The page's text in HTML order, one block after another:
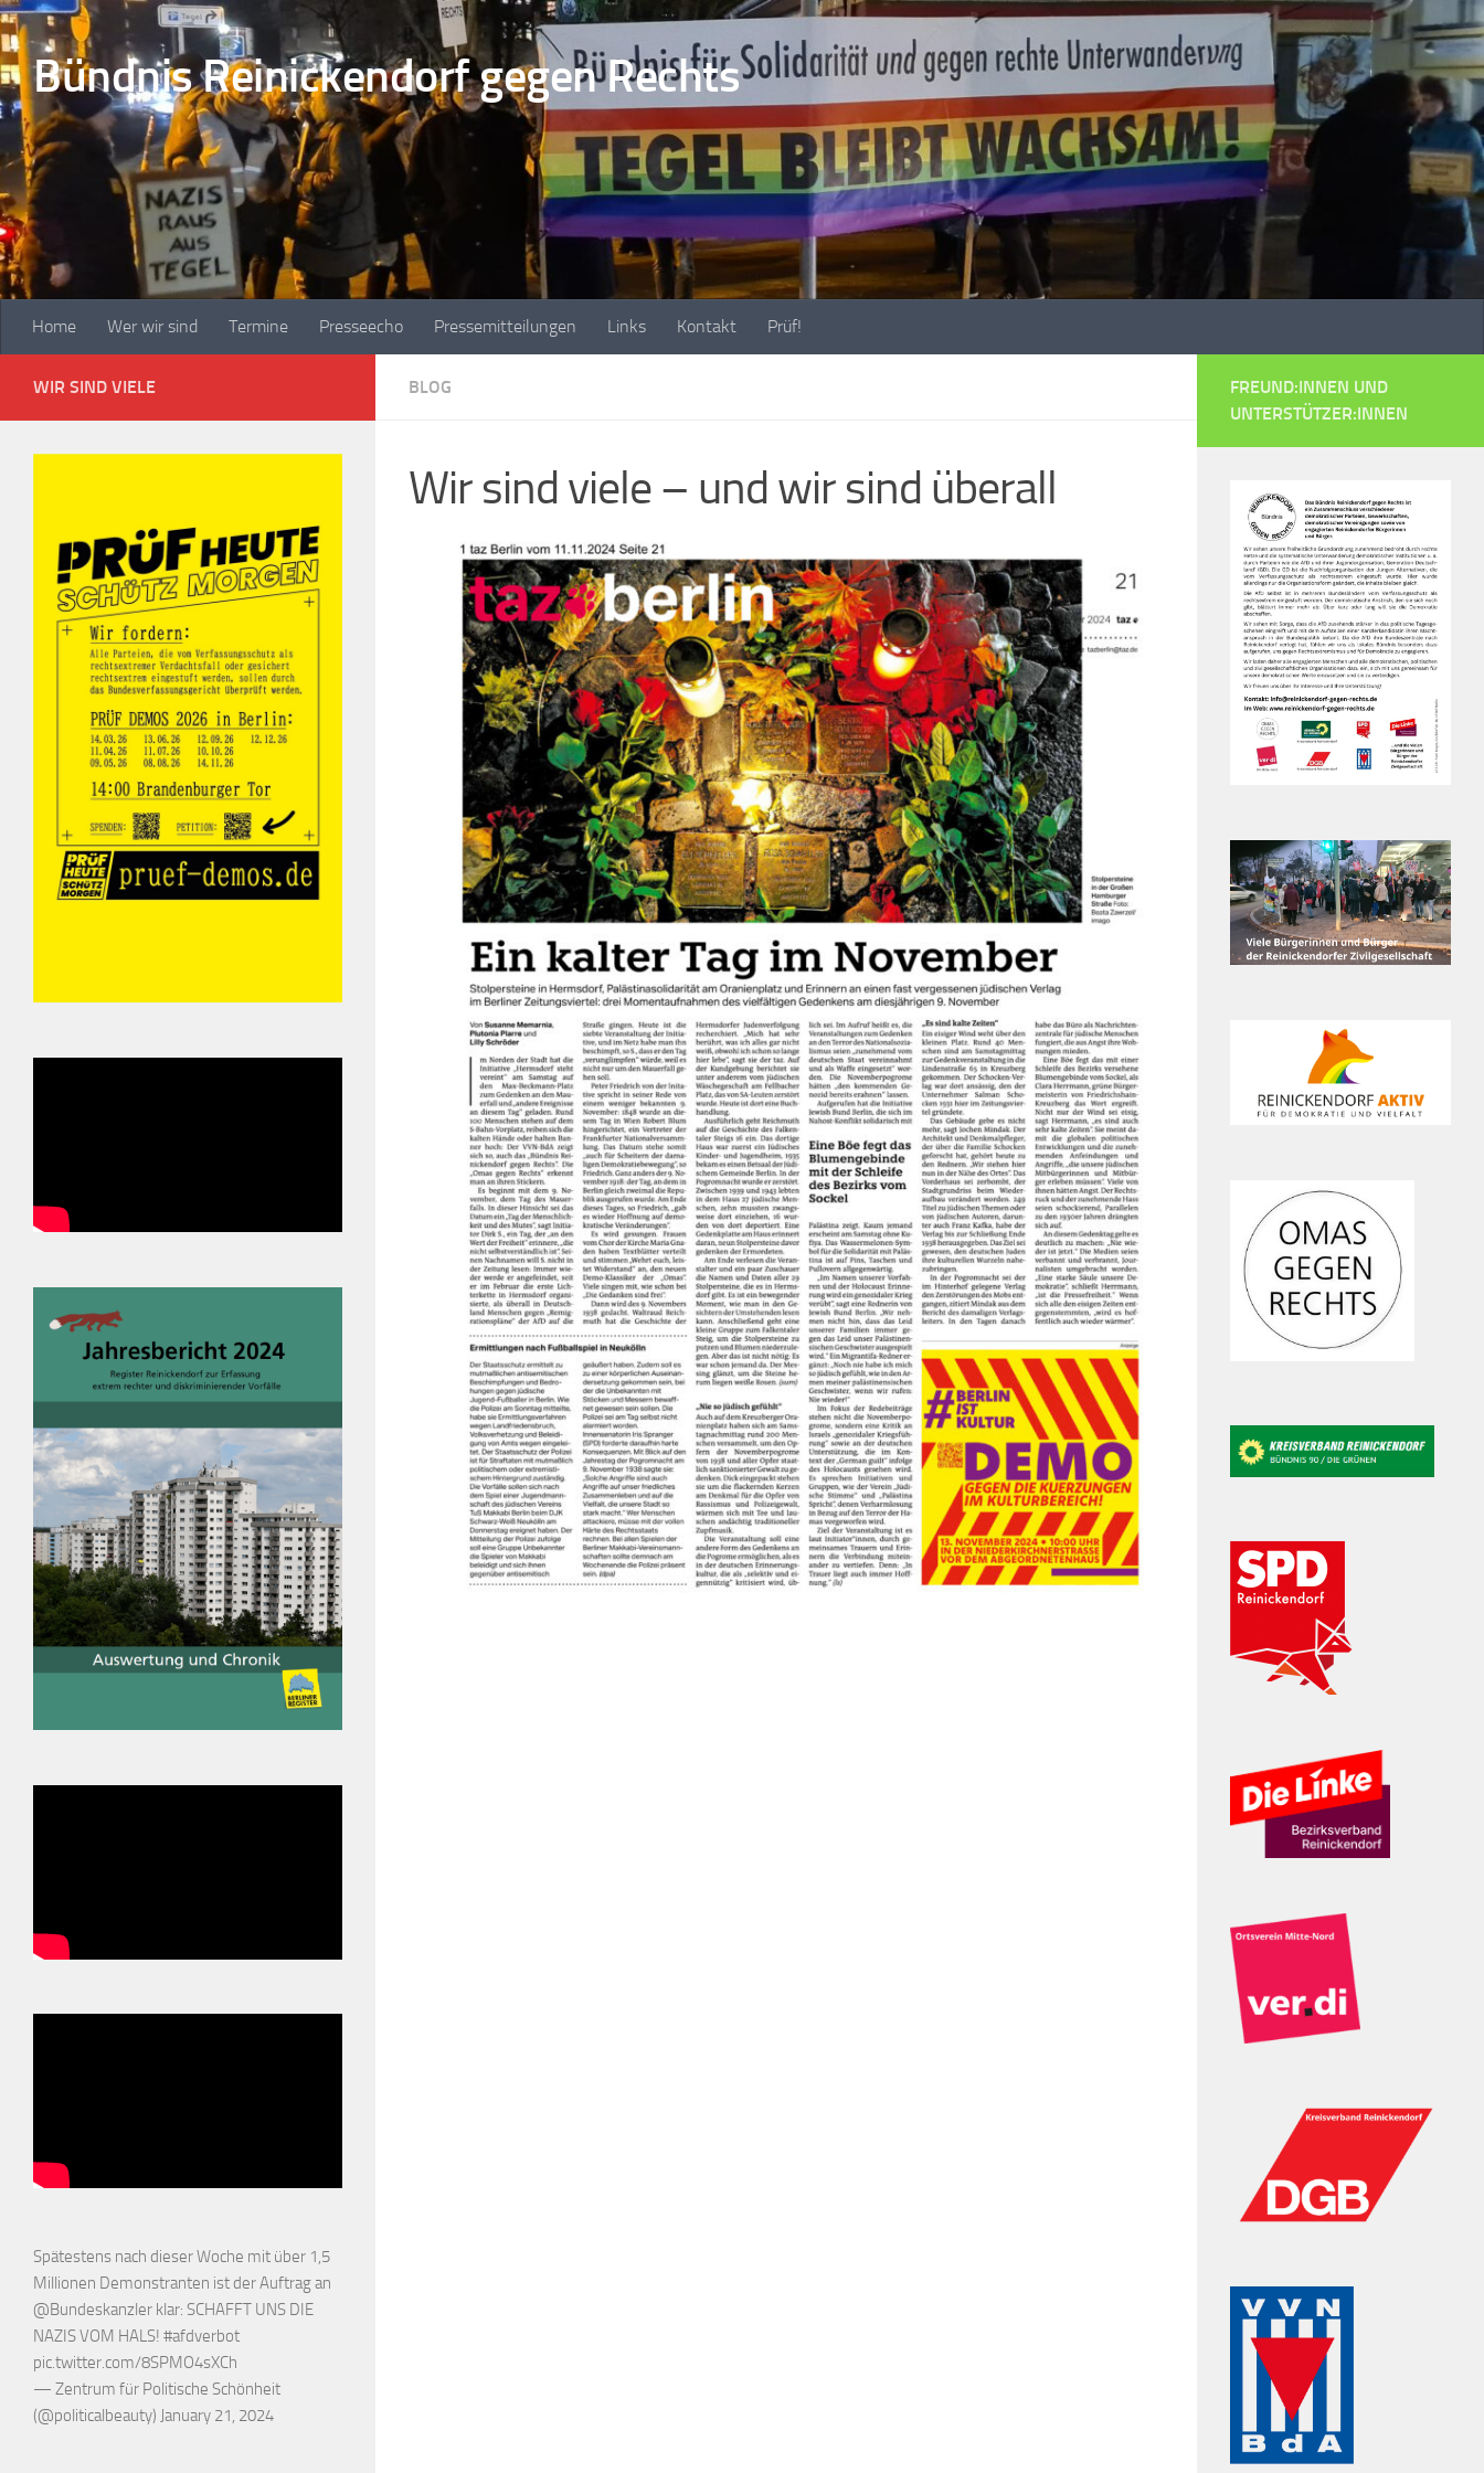
Zum Inhalt springen
Bündnis Reinickendorf gegen Rechts
Home Wer wir sind Termine Presseecho Pressemitteilungen Links Kontakt Prüf!
BLOG
Wir sind viele – und wir sind überall
WIR SIND VIELE
Spätestens nach dieser Woche mit über 1,5
Millionen Demonstranten ist der Auftrag an
@Bundeskanzler klar: SCHAFFT UNS DIE
NAZIS VOM HALS! #afdverbot
pic.twitter.com/8SPMO4sXCh
— Zentrum für Politische Schönheit
(@politicalbeauty) January 21, 2024
FREUND:INNEN UND
UNTERSTÜTZER:INNEN